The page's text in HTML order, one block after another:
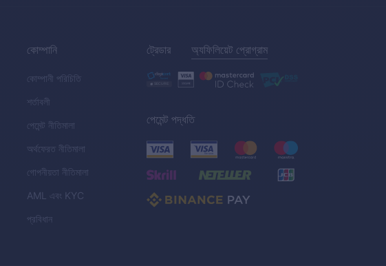
কোম্পানি
কোম্পানী পরিচিতি
শর্তাবলী
পেমেন্ট নীতিমালা
অর্থফেরত নীতিমালা
গোপনীয়তা নীতিমালা
AML
এবং KYC
প্রবিধান
ট্রেডার অ্যফিলিয়েট প্রোগ্রাম
পেমেন্ট পদ্ধতি